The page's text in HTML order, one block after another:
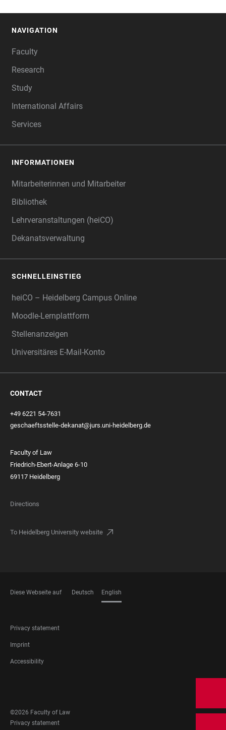
NAVIGATION
Faculty
Research
Study
International Affairs
Services
INFORMATIONEN
Mitarbeiterinnen und Mitarbeiter
Bibliothek
Lehrveranstaltungen (heiCO)
Dekanatsverwaltung
SCHNELLEINSTIEG
heiCO – Heidelberg Campus Online
Moodle-Lernplattform
Stellenanzeigen
Universitäres E-Mail-Konto
CONTACT
+49 6221 54-7631
geschaeftsstelle-dekanat@jurs.uni-heidelberg.de
Faculty of Law
Friedrich-Ebert-Anlage 6-10
69117 Heidelberg
Directions
To Heidelberg University website
Diese Webseite auf Deutsch English
FOOTER
LEGAL
Privacy statement
Imprint
Accessibility
MEDIA
©2026 Faculty of Law
FOOTER
Privacy statement